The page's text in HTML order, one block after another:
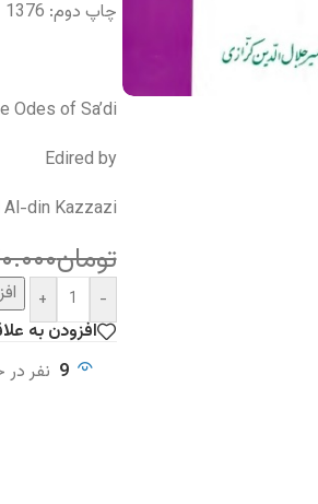
چاپ دوم: 1376
Odes of Sa’di
Edired by
din Kazzazi
تومان
-
+
افزودن به
9 نفر